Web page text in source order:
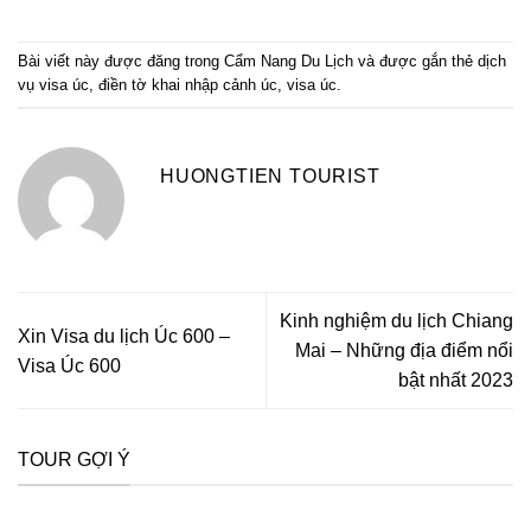
Bài viết này được đăng trong Cẩm Nang Du Lịch và được gắn thẻ dịch
vụ visa úc, điền tờ khai nhập cảnh úc, visa úc.
HUONGTIEN TOURIST
Xin Visa du lịch Úc 600 –
Visa Úc 600
Kinh nghiệm du lịch Chiang
Mai – Những địa điểm nổi
bật nhất 2023
TOUR GỢI Ý